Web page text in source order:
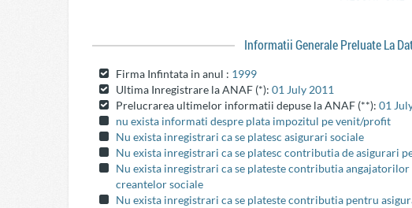
Informatii Generale Preluate La
Firma Infintata in anul : 1999
Ultima Inregistrare la ANAF (*): 01 July 2011
Prelucrarea ultimelor informatii depuse la ANAF (**): 01
nu exista informati despre plata impozitul pe venit/profit
Nu exista inregistrari ca se platesc asigurari sociale
Nu exista inregistrari ca se platesc contributia de asigurari
Nu exista inregistrari ca se plateste contributia
creantelor sociale
Nu exista inregistrari ca se plateste contributia pentru